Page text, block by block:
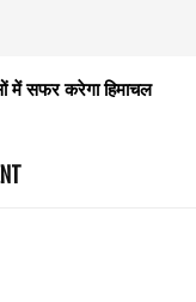
में सफर करेगा हिमाचल